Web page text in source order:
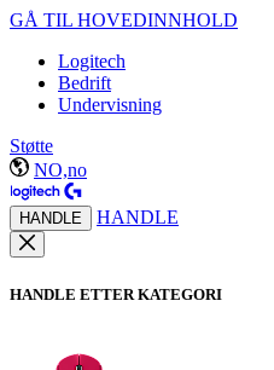
GÅ TIL HOVEDINNHOLD
Logitech
Bedrift
Undervisning
Støtte
NO,no
HANDLE HANDLE
HANDLE ETTER KATEGORI